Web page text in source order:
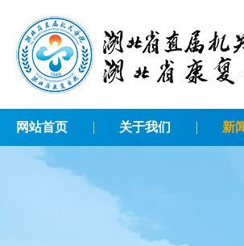
网站首页 关于我们 新